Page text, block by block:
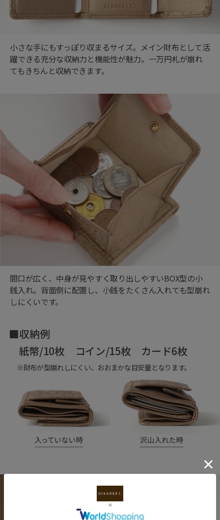
小さな手にもすっぽり収まるサイズ。メイン財布として活
躍できる充分な収納力と機能性が魅力。一万円札が崩れ
てもきちんと収納できます。
間口が広く、中身が見やすく取り出しやすいBOX型の小
銭入れ。背面側に配置し、小銭をたくさん入れても型崩れ
しにくいです。
■収納例
紙幣/10枚 コイン/15枚 カード6枚
※財布が型崩れしにくい、おおまかな目安量となります。